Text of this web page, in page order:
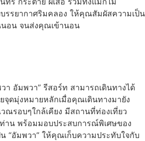
รรยากาศริมคลอง ให้คุณสัมผัสความเป็น
อน จนส่งคุณเข้านอน
า อัมพวา” รีสอร์ท สามารถเดินทางได้
จุดมุ่งหมายหลักเมื่อคุณเดินทางมายัง
ณรอบๆใกล้เคียง มีสถานที่ท่องเที่ยว
าน พร้อมมอบประสบการณ์พิเศษของ
“อัมพวา” ให้คุณเก็บความประทับใจกับ